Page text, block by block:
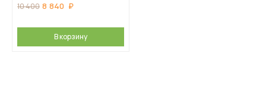
10 400 8 840
В корзину